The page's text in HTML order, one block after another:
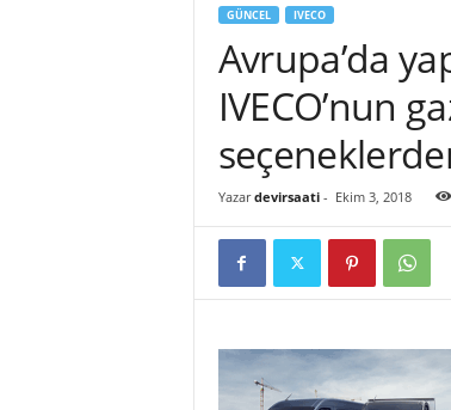
GÜNCEL IVECO
Avrupa’da
IVECO’nun
Yazar devirsaati- Ekim 3, 2018